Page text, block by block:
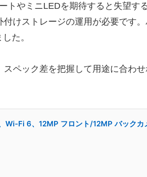
トやミニLEDを期待すると失望す
けストレージの運用が必要です
た。
ペック差を把握して用途に合わ
Fi 6、12MP フロント/12MP バックカ